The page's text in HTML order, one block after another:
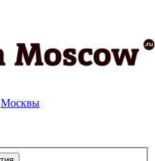
Москвы